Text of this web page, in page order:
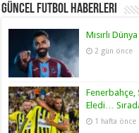
Güncel Futbol Haberleri
Mısırlı
2 gün önce
Fenerbahçe,
Eledi…
1 hafta önce